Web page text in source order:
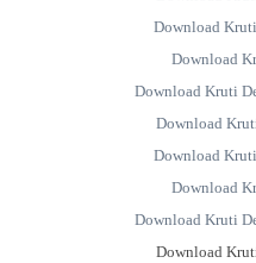
Download
Download
Download Kruti
Download
Download
Download
Download Kruti
Download